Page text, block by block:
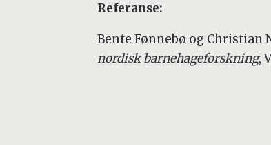
Referanse:
Bente Fønnebø og Christian
nordisk barnehageforskning,